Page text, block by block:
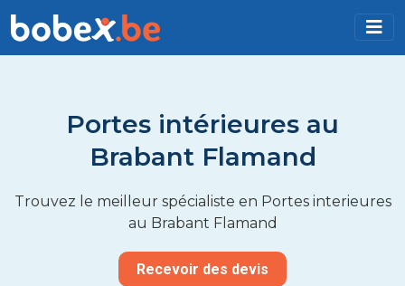
Portes intérieures au
Brabant Flamand
Trouvez le meilleur spécialiste en Portes interieures
au Brabant Flamand
Recevoir des devis